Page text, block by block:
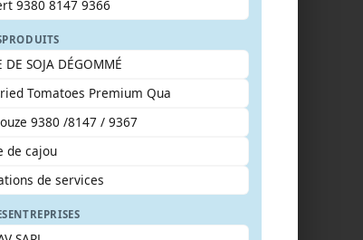
9380 8147 9366
PRODUITS
DE SOJA DÉGOMMÉ
Tomatoes Premium Qua
9380 /8147 / 9367
de cajou
de services
ENTREPRISES